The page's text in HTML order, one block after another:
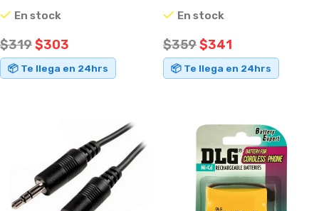
NegroEn stock
$319$303
📦 Te llega en 24hrs
En stock
$359$341
📦 Te llega en 24hrs